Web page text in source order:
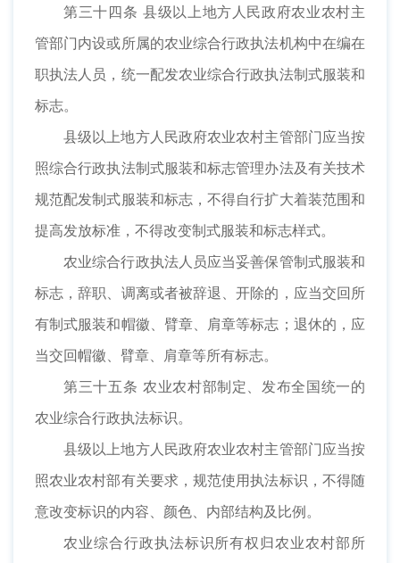
第三十四条 县级以上地方人民政府农业农村主
管部门内设或所属的农业综合行政执法机构中在编在
职执法人员，统一配发农业综合行政执法制式服装和
标志。
县级以上地方人民政府农业农村主管部门应当按
照综合行政执法制式服装和标志管理办法及有关技术
规范配发制式服装和标志，不得自行扩大着装范围和
提高发放标准，不得改变制式服装和标志样式。
农业综合行政执法人员应当妥善保管制式服装和
标志，辞职、调离或者被辞退、开除的，应当交回所
有制式服装和帽徽、臂章、肩章等标志；退休的，应
当交回帽徽、臂章、肩章等所有标志。
第三十五条 农业农村部制定、发布全国统一的
农业综合行政执法标识。
县级以上地方人民政府农业农村主管部门应当按
照农业农村部有关要求，规范使用执法标识，不得随
意改变标识的内容、颜色、内部结构及比例。
农业综合行政执法标识所有权归农业农村部所